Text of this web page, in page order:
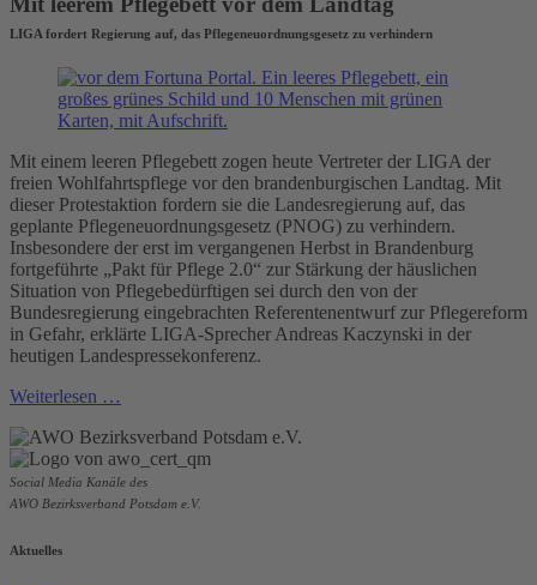
LIGA fordert Regierung auf, das Pflegeneuordnungsgesetz zu verhindern
Mit einem leeren Pflegebett zogen heute Vertreter der LIGA der
freien Wohlfahrtspflege vor den brandenburgischen Landtag. Mit
dieser Protestaktion fordern sie die Landesregierung auf, das
geplante Pflegeneuordnungsgesetz (PNOG) zu verhindern.
Insbesondere der erst im vergangenen Herbst in Brandenburg
fortgeführte „Pakt für Pflege 2.0“ zur Stärkung der häuslichen
Situation von Pflegebedürftigen sei durch den von der
Bundesregierung eingebrachten Referentenentwurf zur Pflegereform
in Gefahr, erklärte LIGA-Sprecher Andreas Kaczynski in der
heutigen Landespressekonferenz.
Weiterlesen …
Social Media Kanäle des
AWO Bezirksverband Potsdam e.V.
Aktuelles